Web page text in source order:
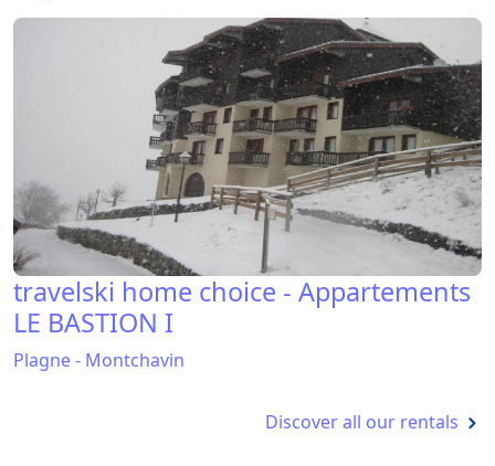
travelski home choice - Appartements
LE BASTION I
Plagne - Montchavin
Discover all our rentals